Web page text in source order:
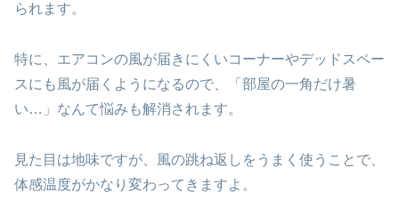
られます。
特に、エアコンの風が届きにくいコーナーやデッドスペー
スにも風が届くようになるので、「部屋の一角だけ暑
い…」なんて悩みも解消されます。
見た目は地味ですが、風の跳ね返しをうまく使うことで、
体感温度がかなり変わってきますよ。